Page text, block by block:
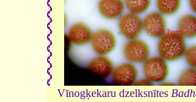
Vīnogķekaru dzelksnītes